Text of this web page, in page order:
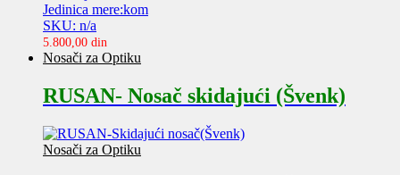
Jedinica mere:kom
SKU: n/a
5.800,00 din
Nosači za Optiku
RUSAN- Nosač skidajući (Švenk)
Nosači za Optiku